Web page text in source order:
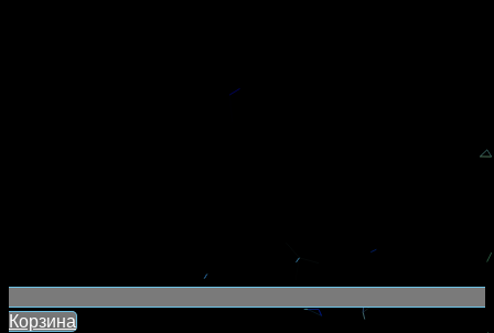
Корзина